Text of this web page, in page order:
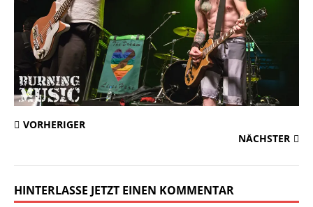
VORHERIGER
NÄCHSTER
HINTERLASSE JETZT EINEN KOMMENTAR